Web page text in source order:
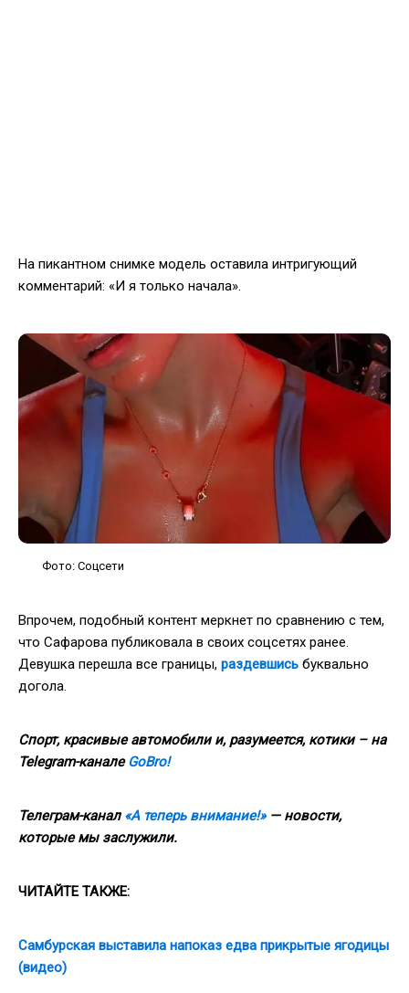
На пикантном снимке модель оставила интригующий
комментарий: «И я только начала».
Фото: Соцсети
Впрочем, подобный контент меркнет по сравнению с тем,
что Сафарова публиковала в своих соцсетях ранее.
Девушка перешла все границы, раздевшись буквально
догола.
Спорт, красивые автомобили и, разумеется, котики – на
Telegram-канале GoBro!
Телеграм-канал «А теперь внимание!»— новости,
которые мы заслужили.
ЧИТАЙТЕ ТАКЖЕ:
Самбурская выставила напоказ едва прикрытые ягодицы
(видео)